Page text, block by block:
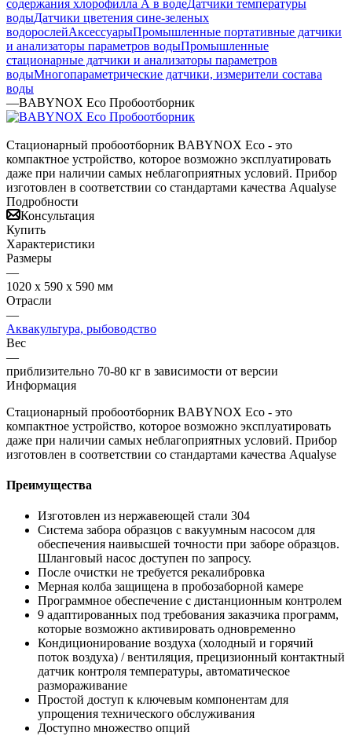
содержания хлорофилла А в водеДатчики температуры
водыДатчики цветения сине-зеленых
водорослейАксессуарыПромышленные портативные датчики
и анализаторы параметров водыПромышленные
стационарные датчики и анализаторы параметров
водыМногопараметрические датчики, измерители состава
воды
—BABYNOX Eco Пробоотборник
Стационарный пробоотборник BABYNOX Eco - это
компактное устройство, которое возможно эксплуатировать
даже при наличии самых неблагоприятных условий. Прибор
изготовлен в соответствии со стандартами качества Aqualyse
Подробности
Консультация
Купить
Характеристики
Размеры
—
1020 x 590 x 590 мм
Отрасли
—
Аквакультура, рыбоводство
Вес
—
приблизительно 70-80 кг в зависимости от версии
Информация
Стационарный пробоотборник BABYNOX Eco - это
компактное устройство, которое возможно эксплуатировать
даже при наличии самых неблагоприятных условий. Прибор
изготовлен в соответствии со стандартами качества Aqualyse
Преимущества
Изготовлен из нержавеющей стали 304
Система забора образцов с вакуумным насосом для
обеспечения наивысшей точности при заборе образцов.
Шланговый насос доступен по запросу.
После очистки не требуется рекалибровка
Мерная колба защищена в пробозаборной камере
Программное обеспечение с дистанционным контролем
9 адаптированных под требования заказчика программ,
которые возможно активировать одновременно
Кондиционирование воздуха (холодный и горячий
поток воздуха) / вентиляция, прецизионный контактный
датчик контроля температуры, автоматическое
размораживание
Простой доступ к ключевым компонентам для
упрощения технического обслуживания
Доступно множество опций